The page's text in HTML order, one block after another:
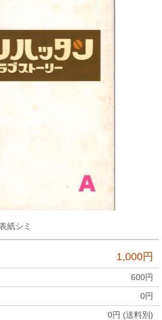
紙シミ
1,000円
600円
0円
0円 (送料別)